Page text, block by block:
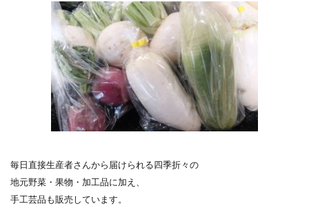
毎日直接生産者さんから届けられる四季折々の
地元野菜・果物・加工品に加え、
手工芸品も販売しています。